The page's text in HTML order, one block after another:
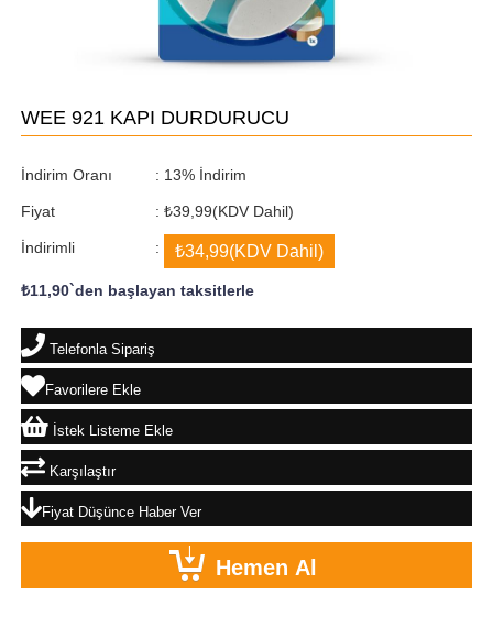
WEE 921 KAPI DURDURUCU
İndirim Oranı : %
13 İndirim
Fiyat : ₺39,99(KDV Dahil)
İndirimli : ₺34,99(KDV Dahil)
₺11,90`den başlayan taksitlerle
Telefonla Sipariş
Favorilere Ekle
İstek Listeme Ekle
Karşılaştır
Fiyat Düşünce Haber Ver